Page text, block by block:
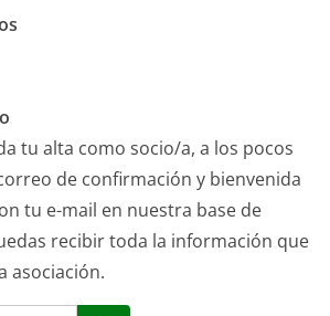
tu alta como socio/a, a los pocos
de confirmación y bienvenida
tu e-mail en nuestra base de
recibir toda la información que
asociación.